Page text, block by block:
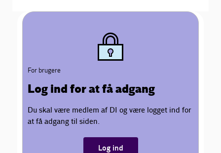
For brugere
Log ind for at få adgang
Du skal være medlem af DI og være logget ind for
at få adgang til siden.
Log ind